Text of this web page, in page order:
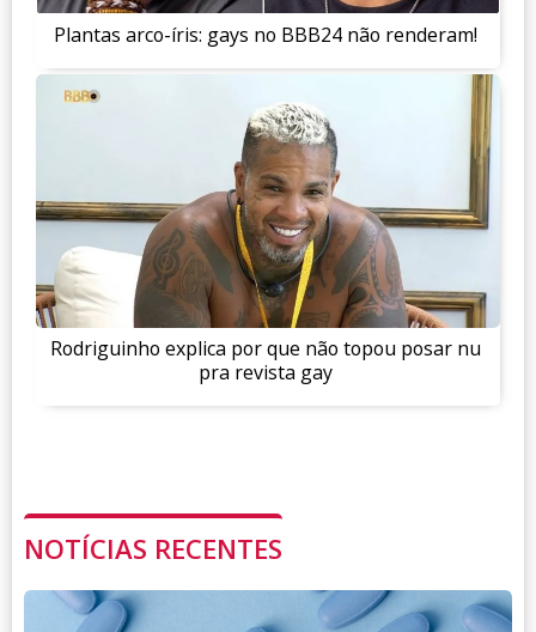
Plantas arco-íris: gays no BBB24 não renderam!
Rodriguinho explica por que não topou posar nu
pra revista gay
NOTÍCIAS RECENTES